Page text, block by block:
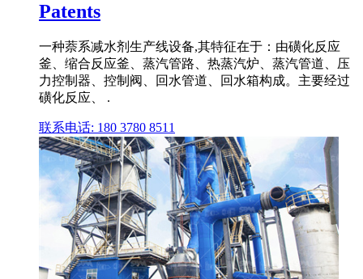
Patents
一种萘系减水剂生产线设备,其特征在于：由磺化反应
釜、缩合反应釜、蒸汽管路、热蒸汽炉、蒸汽管道、压
力控制器、控制阀、回水管道、回水箱构成。主要经过
磺化反应、 .
联系电话: 180 3780 8511